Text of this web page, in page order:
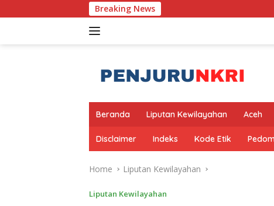
to
Breaking News
Beranda Liputan Kewilayahan Aceh
Disclaimer Indeks Kode Etik
Home Liputan Kewilayahan
Liputan Kewilayahan